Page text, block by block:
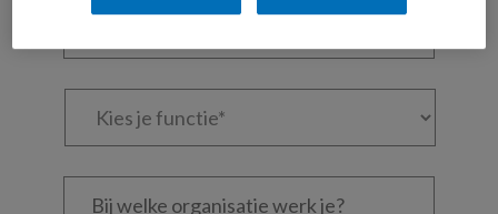
mailadres?
wachtwoord* *
Kies
Bij
welke